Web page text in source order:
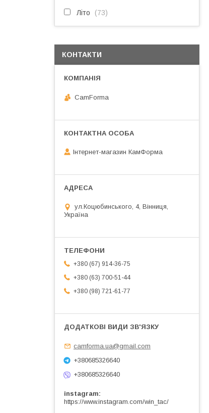
Літо 73
КОНТАКТИ
CamForma
Інтернет-магазин КамФорма
ул.Коцюбинського, 4, Вінниця,
Україна
+380 (67) 914-36-75
+380 (63) 700-51-44
+380 (98) 721-61-77
camforma.ua@gmail.com
+380685326640
+380685326640
instagram
https://www.instagram.com/win_tac/